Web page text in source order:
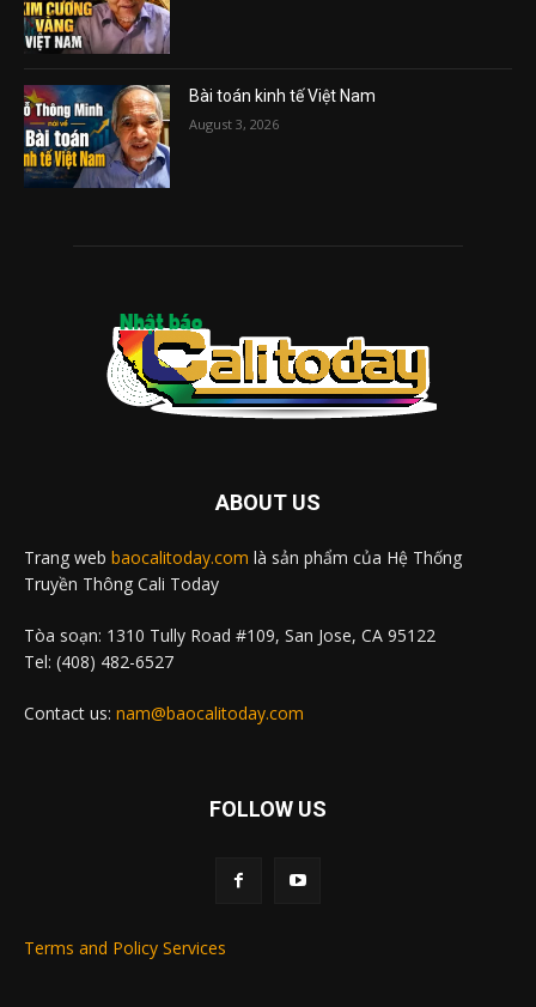
Bài toán kinh tế Việt Nam
August 3, 2026
ABOUT US
Trang web baocalitoday.com là sản phẩm của Hệ Thống
Truyền Thông Cali Today
Tòa soạn: 1310 Tully Road #109, San Jose, CA 95122
Tel: (408) 482-6527
Contact us: nam@baocalitoday.com
FOLLOW US
Terms and Policy Services